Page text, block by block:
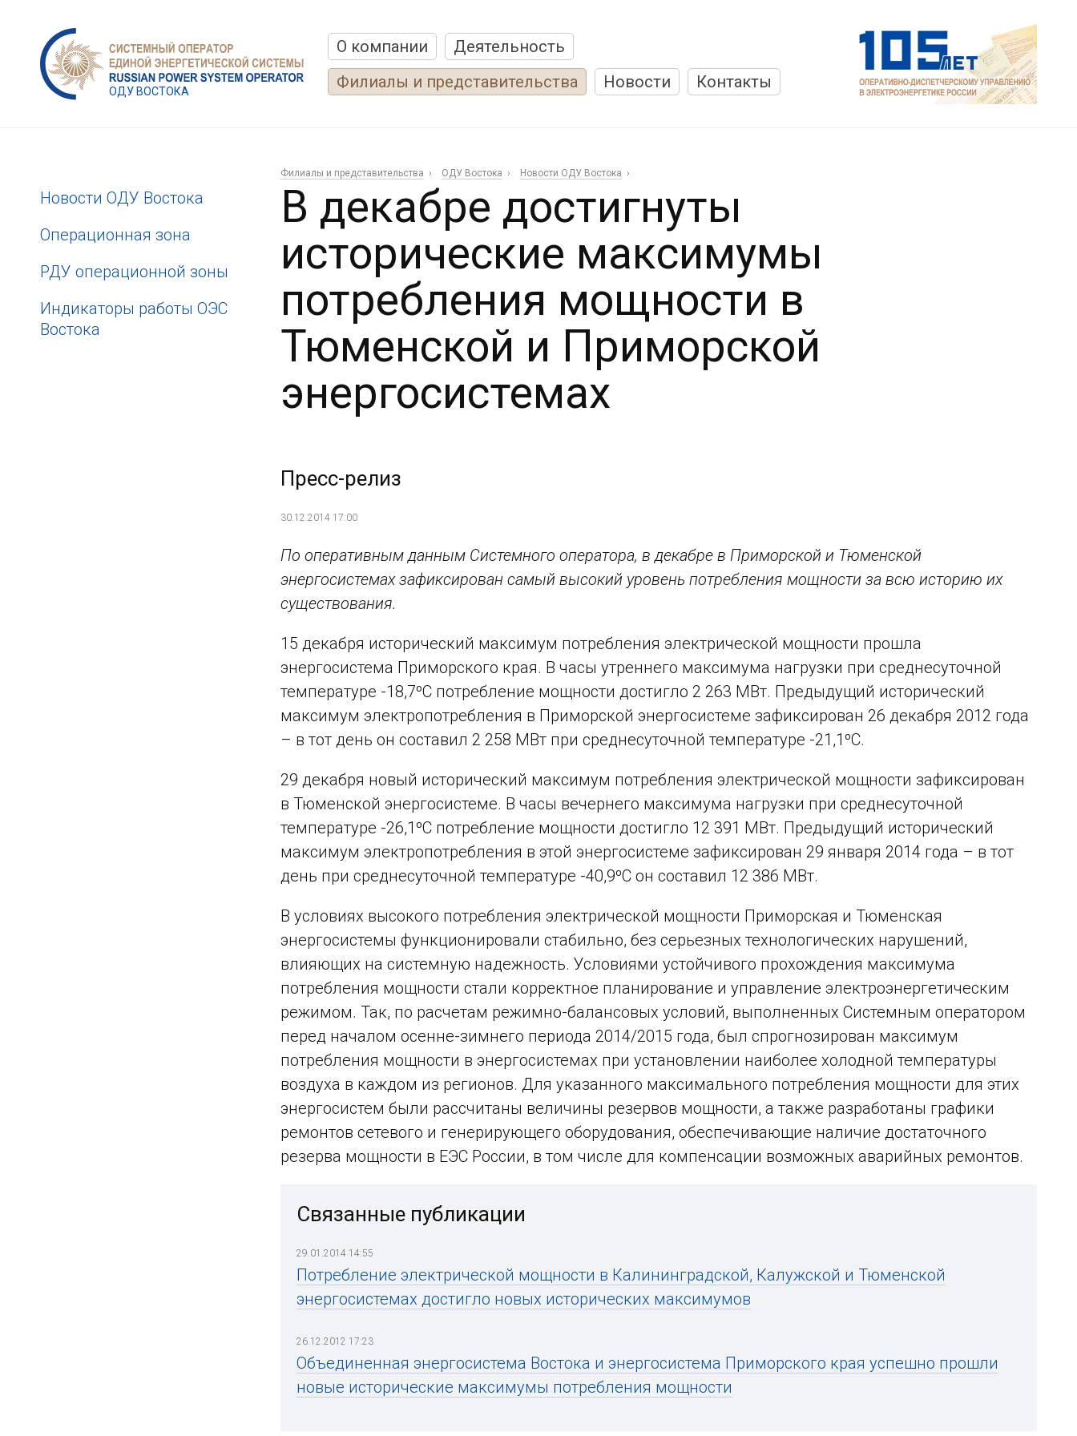
ОДУ ВОСТОКА
О компании
Деятельность
Филиалы и представительства
Новости Контакты
Новости ОДУ Востока
Операционная зона
РДУ операционной зоны
Индикаторы работы ОЭС
Востока
Филиалы и представительства ОДУ Востока Новости ОДУ Востока
В декабре достигнуты
исторические максимумы
потребления мощности в
Тюменской и Приморской
энергосистемах
Пресс-релиз
30.12.2014 17:00
По оперативным данным Системного оператора, в декабре в Приморской и Тюменской
энергосистемах зафиксирован самый высокий уровень потребления мощности за всю историю их
существования.
15 декабря исторический максимум потребления электрической мощности прошла
энергосистема Приморского края. В часы утреннего максимума нагрузки при среднесуточной
температуре -18,7ºС потребление мощности достигло 2 263 МВт. Предыдущий исторический
максимум электропотребления в Приморской энергосистеме зафиксирован 26 декабря 2012 года
– в тот день он составил 2 258 МВт при среднесуточной температуре -21,1ºС.
29 декабря новый исторический максимум потребления электрической мощности зафиксирован
в Тюменской энергосистеме. В часы вечернего максимума нагрузки при среднесуточной
температуре -26,1ºС потребление мощности достигло 12 391 МВт. Предыдущий исторический
максимум электропотребления в этой энергосистеме зафиксирован 29 января 2014 года – в тот
день при среднесуточной температуре -40,9ºС он составил 12 386 МВт.
В условиях высокого потребления электрической мощности Приморская и Тюменская
энергосистемы функционировали стабильно, без серьезных технологических нарушений,
влияющих на системную надежность. Условиями устойчивого прохождения максимума
потребления мощности стали корректное планирование и управление электроэнергетическим
режимом. Так, по расчетам режимно-балансовых условий, выполненных Системным оператором
перед началом осенне-зимнего периода 2014/2015 года, был спрогнозирован максимум
потребления мощности в энергосистемах при установлении наиболее холодной температуры
воздуха в каждом из регионов. Для указанного максимального потребления мощности для этих
энергосистем были рассчитаны величины резервов мощности, а также разработаны графики
ремонтов сетевого и генерирующего оборудования, обеспечивающие наличие достаточного
резерва мощности в ЕЭС России, в том числе для компенсации возможных аварийных ремонтов.
Связанные публикации
29.01.2014 14:55
Потребление электрической мощности в Калининградской, Калужской и Тюменской
энергосистемах достигло новых исторических максимумов
26.12.2012 17:23
Объединенная энергосистема Востока и энергосистема Приморского края успешно прошли
новые исторические максимумы потребления мощности